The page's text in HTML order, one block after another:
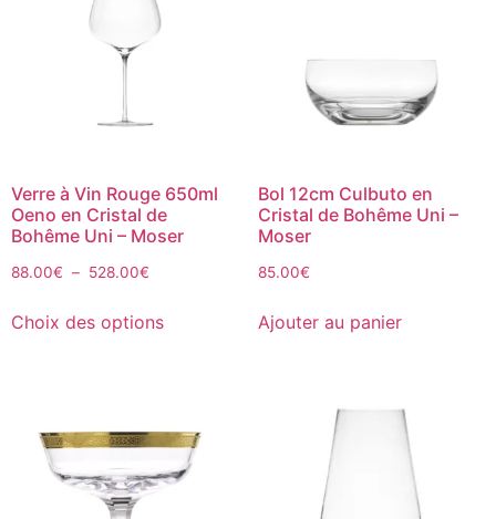
Verre à Vin Rouge 650ml
Oeno en Cristal de
Bohême Uni – Moser
88.00€ – 528.00€
Choix des options
Bol 12cm Culbuto en
Cristal de Bohême Uni –
Moser
85.00€
Ajouter au panier